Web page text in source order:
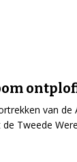
van de
Tweede